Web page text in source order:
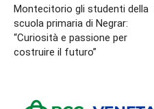
Montecitorio gli studenti della
scuola primaria di Negrar:
“Curiosità e passione per
costruire il futuro”